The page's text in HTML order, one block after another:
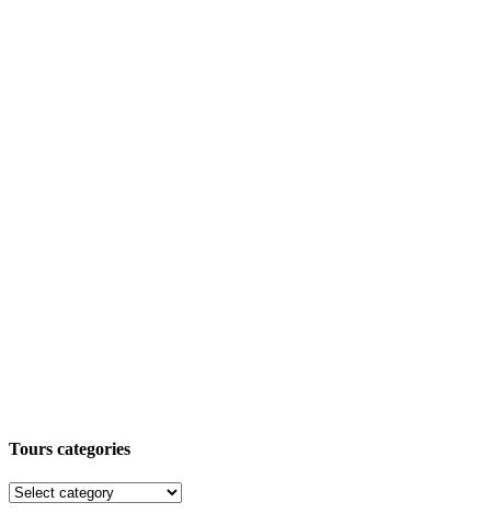
Tours categories